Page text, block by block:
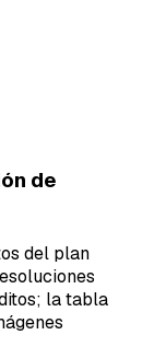
de
del plan
la tabla